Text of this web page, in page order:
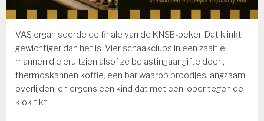
VAS organiseerde de finale van de KNSB-beker. Dat klinkt
gewichtiger dan het is. Vier schaakclubs in een zaaltje,
mannen die eruitzien alsof ze belastingaangifte doen,
thermoskannen koffie, een bar waarop broodjes langzaam
overlijden, en ergens een kind dat met een loper tegen de
klok tikt.